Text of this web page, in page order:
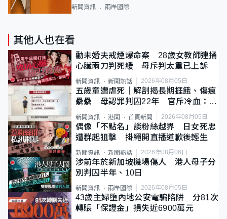
新聞資訊 兩岸國際
其他人也在看
勸未婚夫戒煙爆命案 28歲女教師連捅
心臟兩刀判死緩 母斥判太重已上訴
新聞資訊 新聞熱話 2026年08月05日
五歲童遭虐死｜解剖揭長期捱餓、傷痕
纍纍 母認罪判囚22年 官斥冷血：同
類案最惡劣
新聞資訊 港聞 首頁新聞 2026年08月05日
偶像「不點名」談粉絲越界 日女死忠
遭群起狙擊 掛繩開直播道歉後輕生
新聞資訊 新聞熱話 2026年08月06日
涉前年於新加坡機場傷人 港人母子分
別判囚半年、10日
新聞資訊 兩岸國際 2026年08月05日
43歲主婦墮內地公安電騙陷阱 分81次
轉賬「保證金」損失近6900萬元